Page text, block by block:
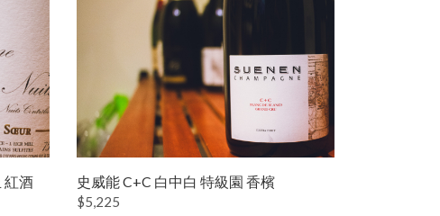
紅酒
史威能 C+C 白中白 特級園 香檳
$5,225